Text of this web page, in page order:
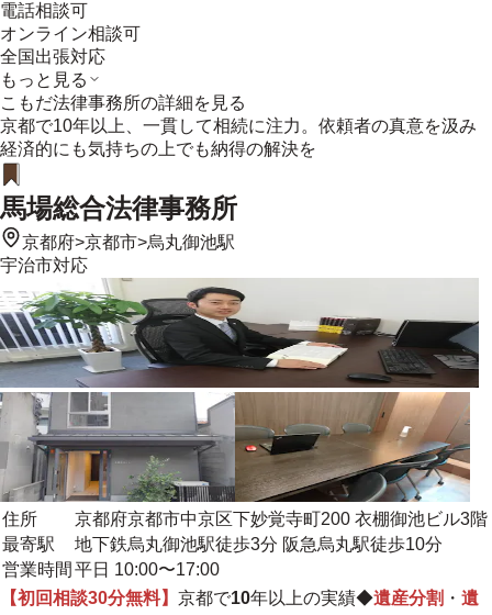
電話相談可
オンライン相談可
全国出張対応
もっと見る
こもだ法律事務所の詳細を見る
京都で10年以上、一貫して相続に注力。依頼者の真意を汲み
経済的にも気持ちの上でも納得の解決を
馬場総合法律事務所
京都府>京都市>烏丸御池駅
宇治市対応
住所
京都府京都市中京区下妙覚寺町200 衣棚御池ビル3階
最寄駅
地下鉄烏丸御池駅徒歩3分 阪急烏丸駅徒歩10分
営業時間 平日 10:00〜17:00
【初回相談30分無料】 京都で10年以上の実績◆遺産分割 ・ 遺